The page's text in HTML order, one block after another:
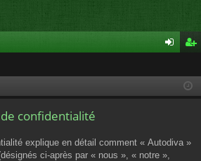
cri
confidentialité
explique en détail comment « Autodiva »
ci-après par « nous », « notre »,